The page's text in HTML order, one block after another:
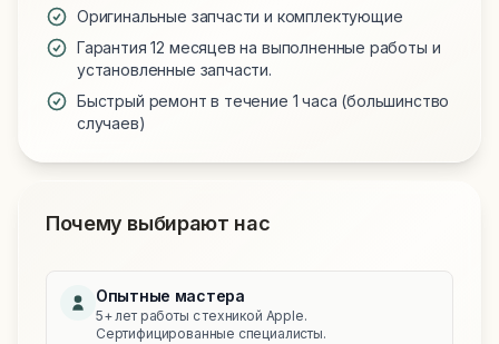
Оригинальные запчасти и комплектующие
Гарантия 12 месяцев на выполненные работы и
установленные запчасти.
Быстрый ремонт в течение 1 часа (большинство
случаев)
Почему выбирают нас
Опытные мастера
5+ лет работы с техникой Apple.
Сертифицированные специалисты.